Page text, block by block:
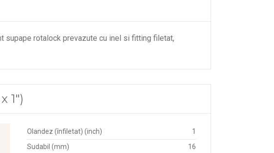
supape rotalock prevazute cu inel si fitting filetat,
1")
Olandez (înfiletat) (inch)
1
Sudabil (mm)
16